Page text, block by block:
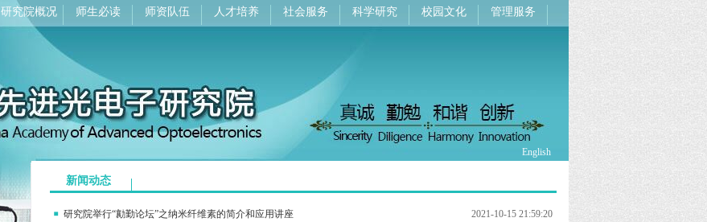
研究院概况 师生必读 师资队伍 人才培养 社会服务 科学研究 校园文化 管理服务
English
新闻动态
2021-10-15 21:59:20
研究院举行“勷勤论坛”之纳米纤维素的简介和应用讲座